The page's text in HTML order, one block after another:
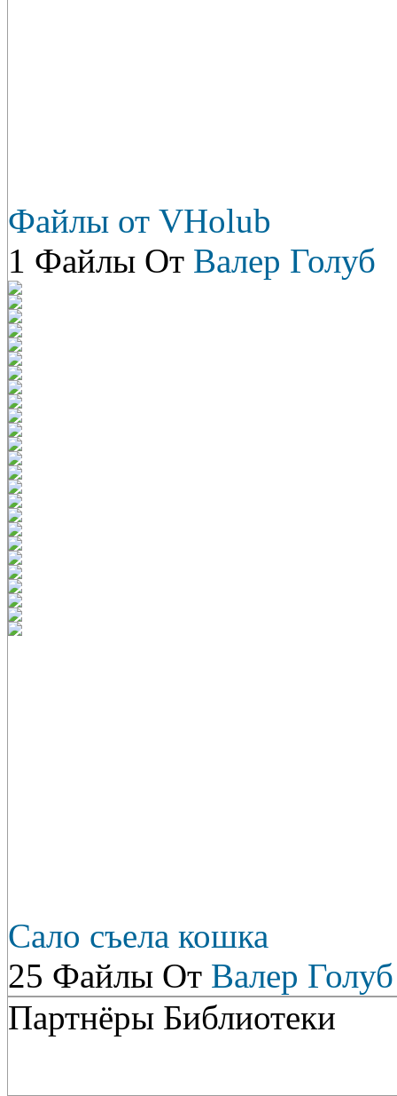
Файлы от VHolub
1 Файлы От Валер Голуб
Сало съела кошка
25 Файлы От Валер Голуб
Партнёры Библиотеки